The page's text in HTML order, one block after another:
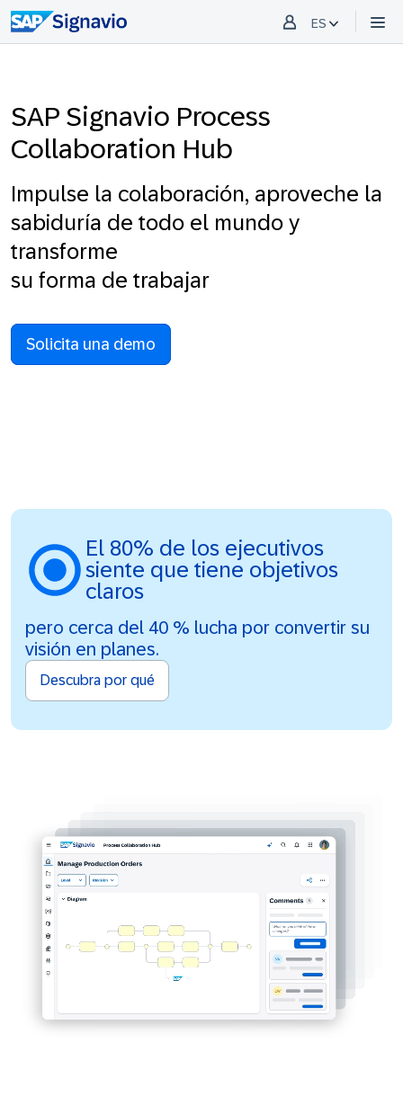
ES
SAP Signavio Process
Collaboration Hub
Impulse la colaboración, aproveche la
sabiduría de todo el mundo y
transforme
su forma de trabajar
Solicita una demo
El 80% de los ejecutivos
siente que tiene objetivos
claros
pero cerca del 40 % lucha por convertir su
visión en planes.
Descubra por qué